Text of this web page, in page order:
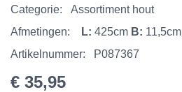
Categorie:
Assortiment hout
Afmetingen:
L: 425cm B: 11,5cm
Artikelnummer:
P087367
€ 35,95